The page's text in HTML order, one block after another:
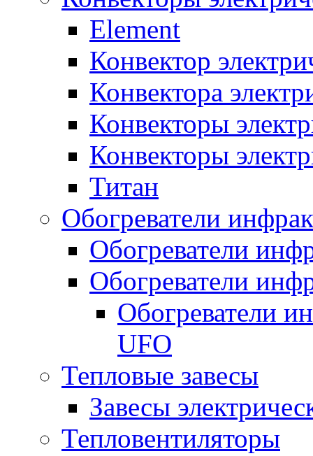
Element
Конвектор
Конвектора
Конвекторы
Конвекторы
Титан
Обогреватели
Обогреватели
Обогреватели
Обогреватели
UFO
Тепловые завесы
Завесы
Тепловентиляторы